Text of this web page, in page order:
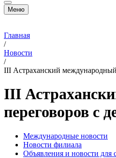
Меню
Главная
/
Новости
/
III Астраханский
III
переговоров с
Международные новости
Новости филиала
Объявления и новости для